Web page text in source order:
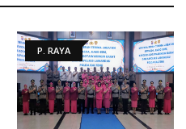
P. RAYA